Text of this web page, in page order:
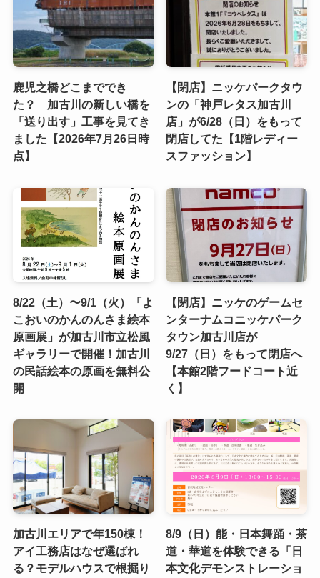
鹿児之橋どこまででき
た？ 加古川の新しい橋を
「送り出す」工事を見てき
ました【2026年7月26日時
点】
【閉店】ニッケパークタウ
ンの「神戸レタス加古川
店」が6/28（日）をもって
閉店してた【1階レディー
スファッション】
8/22（土）〜9/1（火）「よ
こおいのかんのんさま絵本
原画展」が加古川市立松風
ギャラリーで開催！加古川
の民話絵本の原画を無料公
開
【閉店】ニッケのゲームセ
ンターナムコニッケパーク
タウン加古川店が
9/27（日）をもって閉店へ
【本館2階フードコート近
く】
加古川エリアで年150棟！
アイ工務店はなぜ選ばれ
る？モデルハウスで根掘り
8/9（日）能・日本舞踊・茶
道・華道を体験できる「日
本文化デモンストレーショ